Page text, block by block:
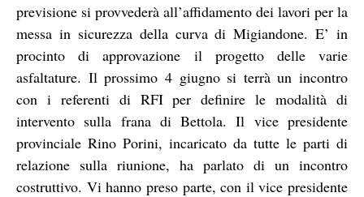
previsione si provvederà all’affidamento dei lavori per la
messa in sicurezza della curva di Migiandone. E’ in
procinto di approvazione il progetto delle varie
asfaltature. Il prossimo 4 giugno si terrà un incontro
con i referenti di RFI per definire le modalità di
intervento sulla frana di Bettola. Il vice presidente
provinciale Rino Porini, incaricato da tutte le parti di
relazione sulla riunione, ha parlato di un incontro
costruttivo. Vi hanno preso parte, con il vice presidente